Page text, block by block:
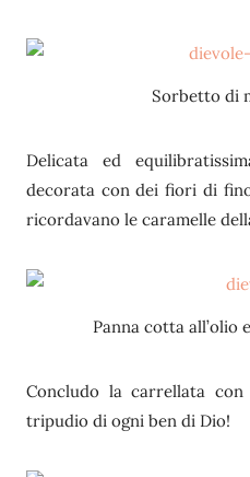
Sorbetto di
Delicata ed
decorata con dei fiori di
ricordavano le caramelle
Panna cotta all’olio
Concludo la carrellata
tripudio di ogni ben di Dio!